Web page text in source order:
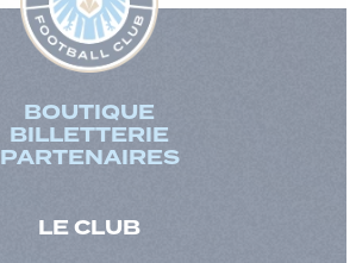
BOUTIQUE
BILLETTERIE
PARTENAIRES
LE CLUB